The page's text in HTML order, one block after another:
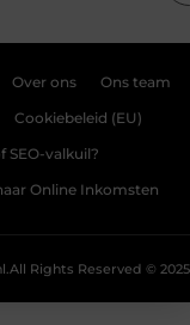
Over ons Ons team
Cookiebeleid (EU)
SEO-valkuil?
Online Inkomsten
All Rights Reserved © 2025